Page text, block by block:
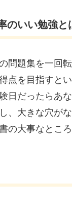
のいい勉強と
問題集を一回
点を目指すと
日だったらあ
、大きな穴が
の大事なとこ